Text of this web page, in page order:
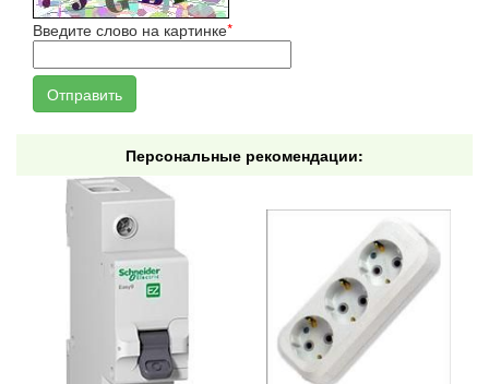
Введите слово на картинке*
Персональные рекомендации: